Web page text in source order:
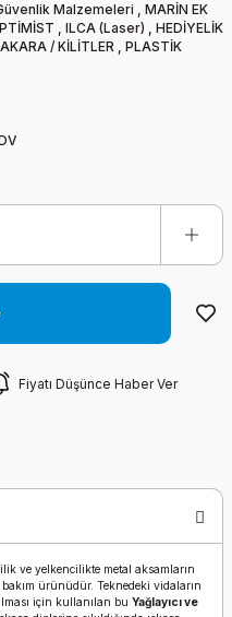
Malzemeleri , MARİN EK
, ILCA (Laser) , HEDİYELİK
/ KİLİTLER , PLASTİK
Fiyatı Düşünce Haber Ver
ve yelkencilikte metal aksamların
ürünüdür. Teknedeki vidaların
için kullanılan bu Yağlayıcı ve